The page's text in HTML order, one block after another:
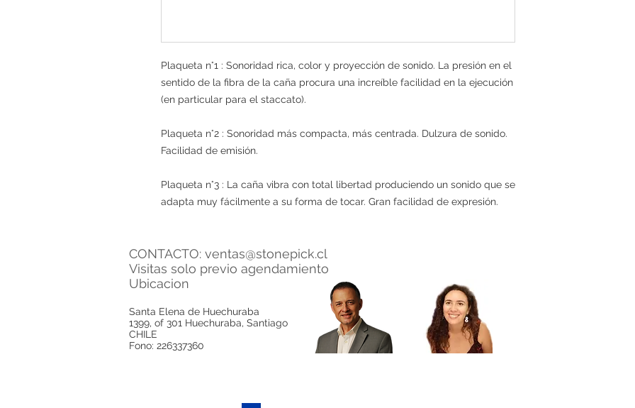
Plaqueta n°1 : Sonoridad rica, color y proyección de sonido. La presión en el
sentido de la fibra de la caña procura una increíble facilidad en la ejecución
(en particular para el staccato).
Plaqueta n°2 : Sonoridad más compacta, más centrada. Dulzura de sonido.
Facilidad de emisión.
Plaqueta n°3 : La caña vibra con total libertad produciendo un sonido que se
adapta muy fácilmente a su forma de tocar. Gran facilidad de expresión.
CONTACTO: ventas@stonepick.cl
Visitas solo previo agendamiento
Ubicacion
Santa Elena de Huechuraba
1399, of 301 Huechuraba, Santiago
CHILE
Fono: 226337360